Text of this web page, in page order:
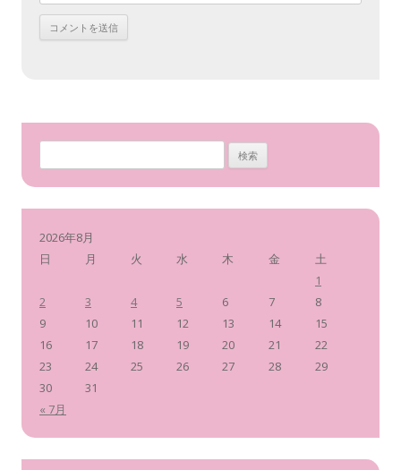
索
2026年8月
日
月 火 水 木 金 土
« 7月
1
2
3 4 5 6 7
8
9
10 11 12 13 14
15
16
17 18 19 20 21
22
23
24 25 26 27 28
29
30
31